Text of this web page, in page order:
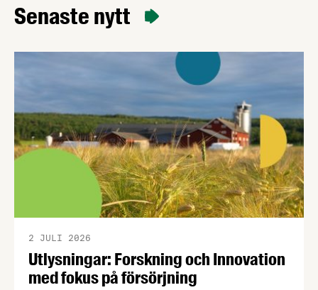
otydliga regler.
Senaste nytt
Utlysningar: Forskning och Innovation
med fokus på försörjning
2 JULI 2026